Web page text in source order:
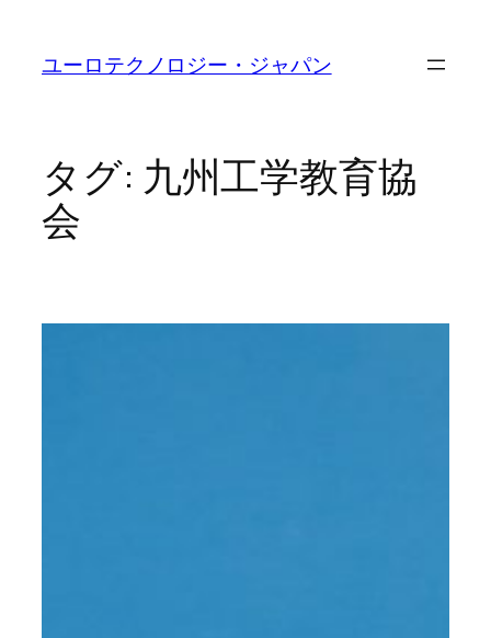
ユーロテクノロジー・ジャパン
タグ: 九州工学教育協
会